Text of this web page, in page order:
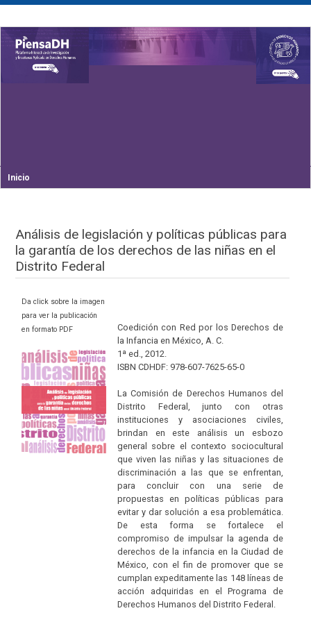
Inicio
Análisis de legislación y políticas públicas para
la garantía de los derechos de las niñas en el
Distrito Federal
Da click sobre la imagen
para ver la publicación
en formato PDF
Coedición con Red por los Derechos de
la Infancia en México, A. C.
1ª ed., 2012.
ISBN CDHDF: 978-607-7625-65-0
La Comisión de Derechos Humanos del
Distrito Federal, junto con otras
instituciones y asociaciones civiles,
brindan en este análisis un esbozo
general sobre el contexto sociocultural
que viven las niñas y las situaciones de
discriminación a las que se enfrentan,
para concluir con una serie de
propuestas en políticas públicas para
evitar y dar solución a esa problemática.
De esta forma se fortalece el
compromiso de impulsar la agenda de
derechos de la infancia en la Ciudad de
México, con el fin de promover que se
cumplan expeditamente las 148 líneas de
acción adquiridas en el Programa de
Derechos Humanos del Distrito Federal.